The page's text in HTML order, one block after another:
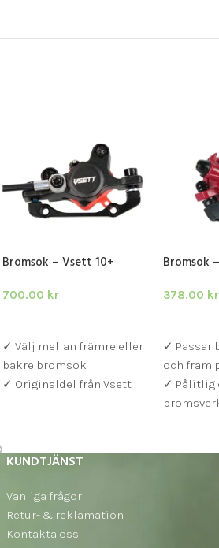
Bromsok – Vsett 10+
700.00 kr
✓ Välj mellan främre eller
bakre bromsok
✓ Originaldel från Vsett
Bromsok
378.00 kr
✓ Passar
och fram
✓ Pålitlig
KUNDTJÄNST
Vanliga frågor
Retur- & reklamation
Kontakta oss